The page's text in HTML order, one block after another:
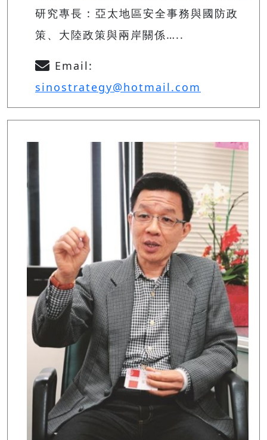
研究專長 : 亞太地區安全事務與國防政
策、大陸政策與兩岸關係…..
Email:
sinostrategy@hotmail.com